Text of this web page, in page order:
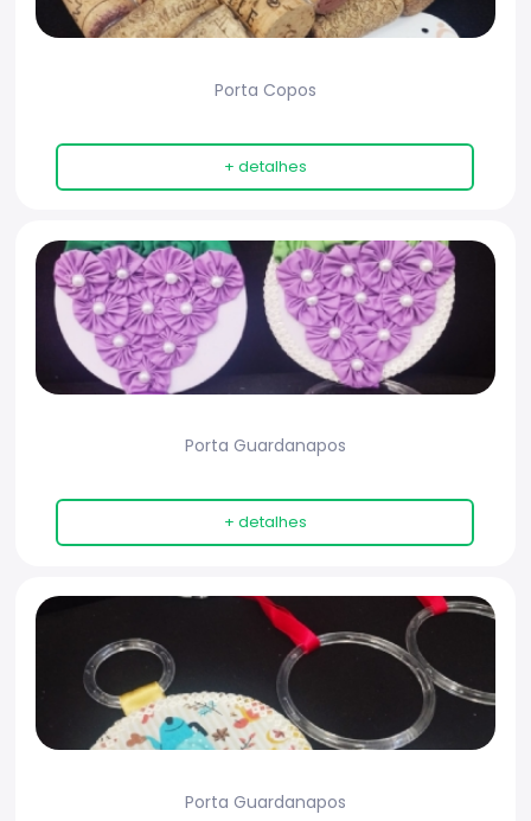
Porta Copos
+ detalhes
Porta Guardanapos
+ detalhes
Porta Guardanapos